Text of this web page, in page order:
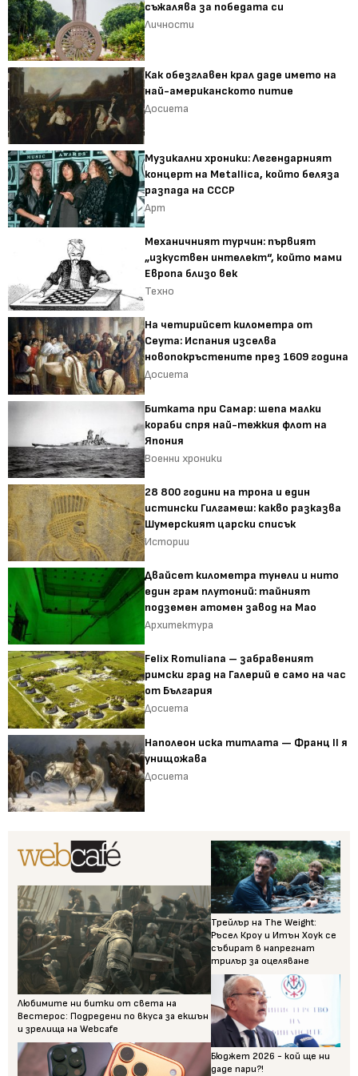
съжалява за победата си
Личности
Как обезглавен крал даде името на
най-американското питие
Досиета
Музикални хроники: Легендарният
концерт на Metallica, който беляза
разпада на СССР
Арт
Механичният турчин: първият
„изкуствен интелект“, който мами
Европа близо век
Техно
На четирийсет километра от
Сеута: Испания изселва
новопокръстените през 1609 година
Досиета
Битката при Самар: шепа малки
кораби спря най-тежкия флот на
Япония
Военни хроники
28 800 години на трона и един
истински Гилгамеш: какво разказва
Шумерският царски списък
Истории
Двайсет километра тунели и нито
един грам плутоний: тайният
подземен атомен завод на Мао
Архитектура
Felix Romuliana – забравеният
римски град на Галерий е само на час
от България
Досиета
Наполеон иска титлата — Франц II я
унищожава
Досиета
Любимите ни битки от света на
Вестерос: Подредени по вкуса за екшън
и зрелища на Webcafe
Трейлър на The Weight:
Ръсел Кроу и Итън Хоук се
събират в напрегнат
трилър за оцеляване
Бюджет 2026 - кой ще ни
даде пари?!